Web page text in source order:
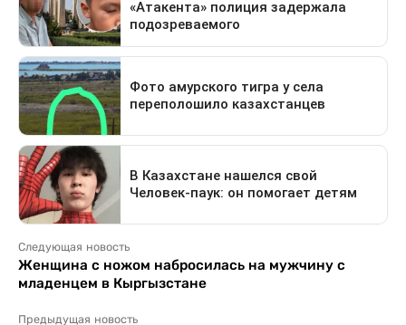
Следующая новость
Женщина с ножом набросилась на мужчину с
младенцем в Кыргызстане
Предыдущая новость